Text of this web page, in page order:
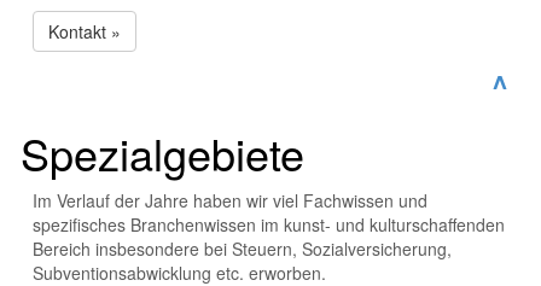
Kontakt »
^
Spezialgebiete
Im Verlauf der Jahre haben wir viel Fachwissen und
spezifisches Branchenwissen im kunst- und kulturschaffenden
Bereich insbesondere bei Steuern, Sozialversicherung,
Subventionsabwicklung etc. erworben.